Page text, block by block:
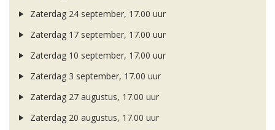
Zaterdag 24 september, 17.00 uur
Zaterdag 17 september, 17.00 uur
Zaterdag 10 september, 17.00 uur
Zaterdag 3 september, 17.00 uur
Zaterdag 27 augustus, 17.00 uur
Zaterdag 20 augustus, 17.00 uur